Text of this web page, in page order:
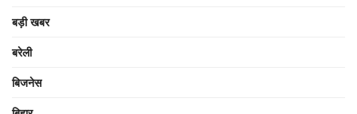
बड़ी खबर
बरेली
बिजनेस